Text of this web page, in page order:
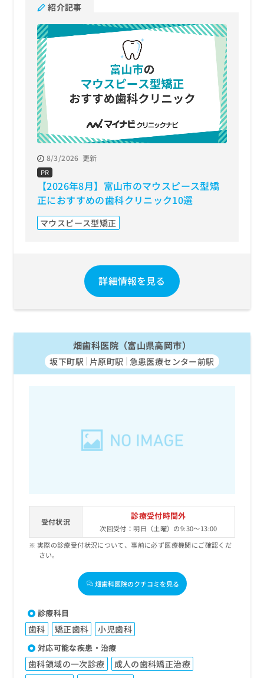
紹介記事
8/3/2026 更新
PR
【2026年8月】富山市のマウスピース型矯
正におすすめの歯科クリニック10選
マウスピース型矯正
詳細情報を見る
畑歯科医院（富山県高岡市）
坂下町駅 片原町駅 急患医療センター前駅
受付状況
診療受付時間外
次回受付：明日（土曜）の9:30～13:00
実際の診療受付状況について、事前に必ず医療機関にご確認くだ
さい。
畑歯科医院のクチコミを見る
診療科目
歯科 矯正歯科 小児歯科
対応可能な疾患・治療
歯科領域の一次診療
成人の歯科矯正治療